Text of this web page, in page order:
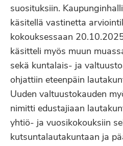
suosituksiin.
käsitellä vastinetta
kokouksessaan
käsitteli myös muun
sekä kuntalais- ja
ohjattiin eteenpäin
Uuden valtuustokauden
nimitti edustajiaan
yhtiö- ja vuosikokouksiin
kutsuntalautakuntaan ja